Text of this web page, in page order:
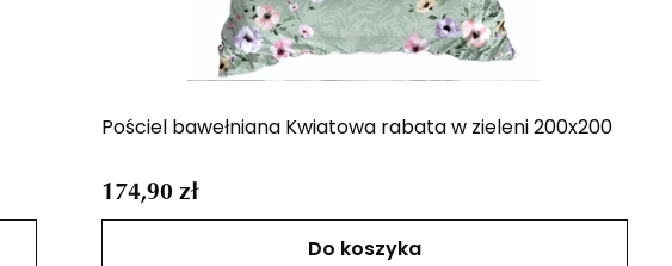
Pościel bawełniana Kwiatowa rabata w zieleni 200x200
174,90 zł
Do koszyka